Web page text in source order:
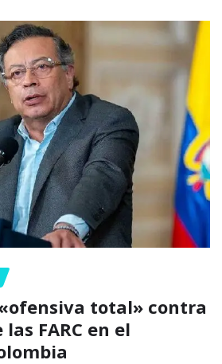
total» contra
FARC en el